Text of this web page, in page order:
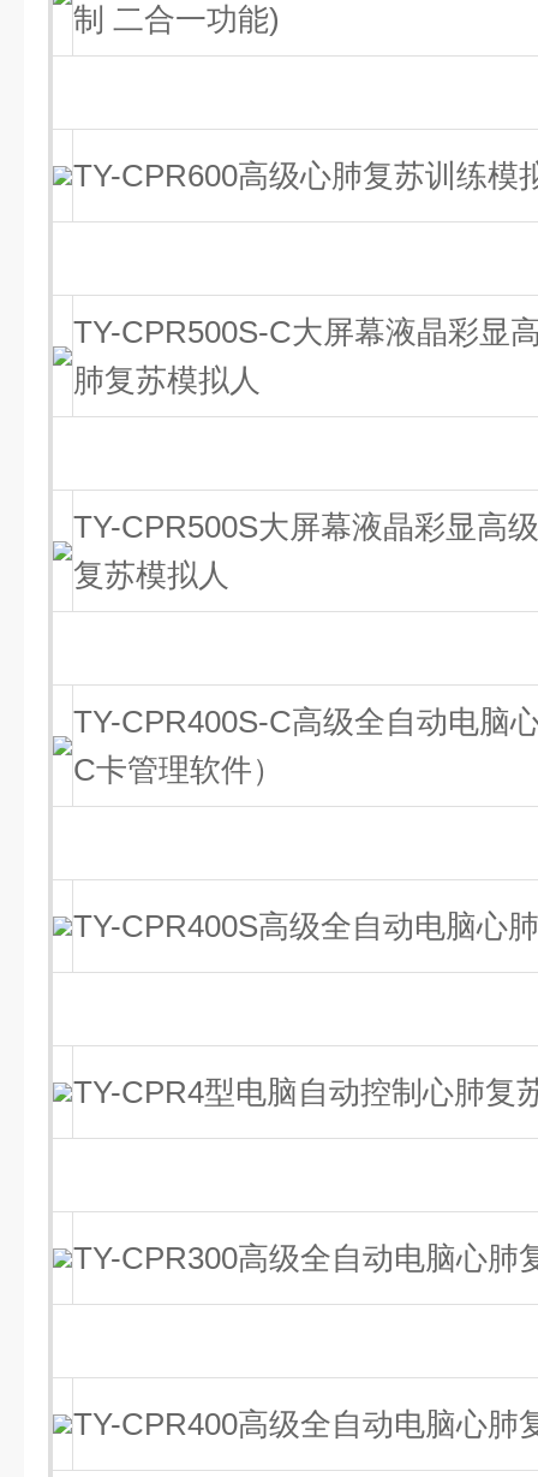
制 二合一功能)
TY-CPR600高级心肺复苏训练模
TY-CPR500S-C大屏幕液晶彩显
肺复苏模拟人
TY-CPR500S大屏幕液晶彩显高
复苏模拟人
TY-CPR400S-C高级全自动电脑
C卡管理软件）
TY-CPR400S高级全自动电脑心
TY-CPR4型电脑自动控制心肺复
TY-CPR300高级全自动电脑心肺
TY-CPR400高级全自动电脑心肺